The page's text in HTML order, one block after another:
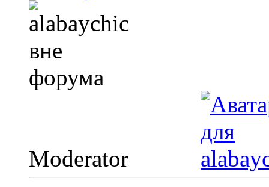
Moderator